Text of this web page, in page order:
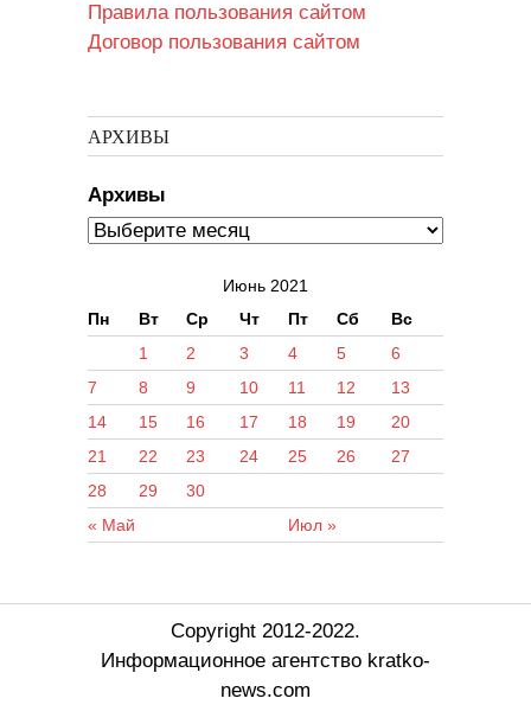
Правила пользования сайтом
Договор пользования сайтом
АРХИВЫ
Архивы
Июнь 2021
Пн
Вт Ср Чт Пт Сб Вс
« Май Июл »
1 2 3 4 5
6
7
8 9 10 11 12
13
14
15 16 17 18 19
20
21
22 23 24 25 26
27
28
29 30
Copyright 2012-2022.
Информационное агентство kratko-
news.com